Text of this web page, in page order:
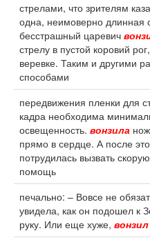
стрелами, что зрителям
одна, неимоверно длинная
бесстрашный царевич
стрелу в пустой коровий
веревке. Таким и другими
способами
передвижения пленки для
кадра необходима
освещенность. вонзила
прямо в сердце. А после
потрудилась вызвать
помощь
печально: – Вовсе не
увидела, как он подошел к
руку. Или еще хуже, вонзил